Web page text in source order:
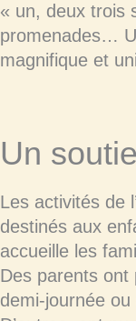
« un, deux trois
promenades…
magnifique et
Un
Les activités de
destinés aux
accueille les
Des parents ont
demi-journée